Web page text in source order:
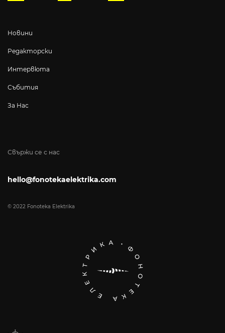
Свържи се с нас
hello@fonotekaelektrika.com
© 2022 Fonoteka Elektrika
Новини
Редакторски
Интервюта
Събития
За Нас